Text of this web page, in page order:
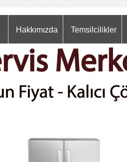
Hakkımızda Temsilcilikler